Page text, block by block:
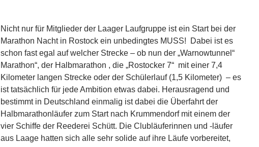
Nicht nur für Mitglieder der Laager Laufgruppe ist ein Start bei der
Marathon Nacht in Rostock ein unbedingtes MUSS! Dabei ist es
schon fast egal auf welcher Strecke – ob nun der „Warnowtunnel“
Marathon“, der Halbmarathon , die „Rostocker 7“ mit einer 7,4
Kilometer langen Strecke oder der Schülerlauf (1,5 Kilometer) – es
ist tatsächlich für jede Ambition etwas dabei. Herausragend und
bestimmt in Deutschland einmalig ist dabei die Überfahrt der
Halbmarathonläufer zum Start nach Krummendorf mit einem der
vier Schiffe der Reederei Schütt. Die Clubläuferinnen und -läufer
aus Laage hatten sich alle sehr solide auf ihre Läufe vorbereitet,